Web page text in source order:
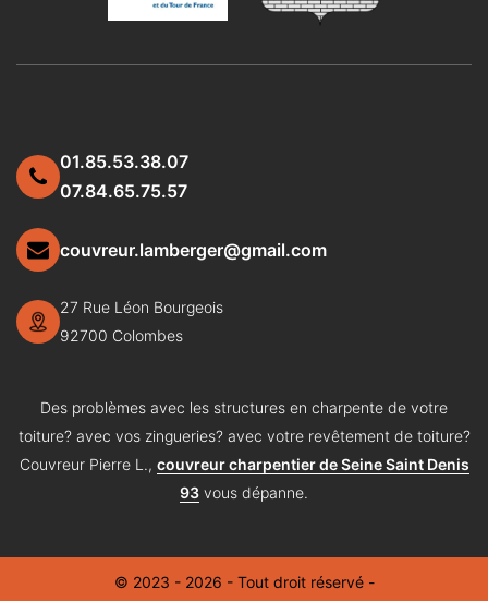
01.85.53.38.07
07.84.65.75.57
couvreur.lamberger@gmail.com
27 Rue Léon Bourgeois
92700 Colombes
Des problèmes avec les structures en charpente de votre
toiture? avec vos zingueries? avec votre revêtement de toiture?
Couvreur Pierre L., couvreur charpentier de Seine Saint Denis
93 vous dépanne.
© 2023 - 2026 - Tout droit réservé -